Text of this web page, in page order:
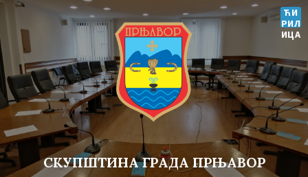
ЋИ
РИЛ
ИЦА
СКУПШТИНА ГРАДА ПРЊАВОР